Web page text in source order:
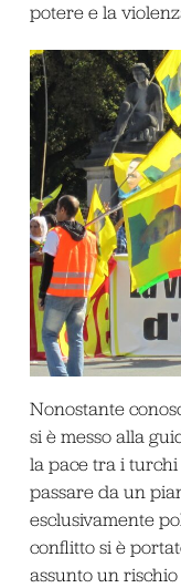
potere e la
Nonostante
si è messo alla
la pace tra i
passare da un
esclusivamente
conflitto si è
assunto un